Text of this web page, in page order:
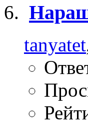
tanyatet